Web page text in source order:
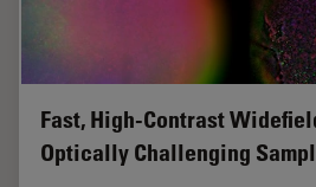
Fast, High-Contrast
Optically Challenging